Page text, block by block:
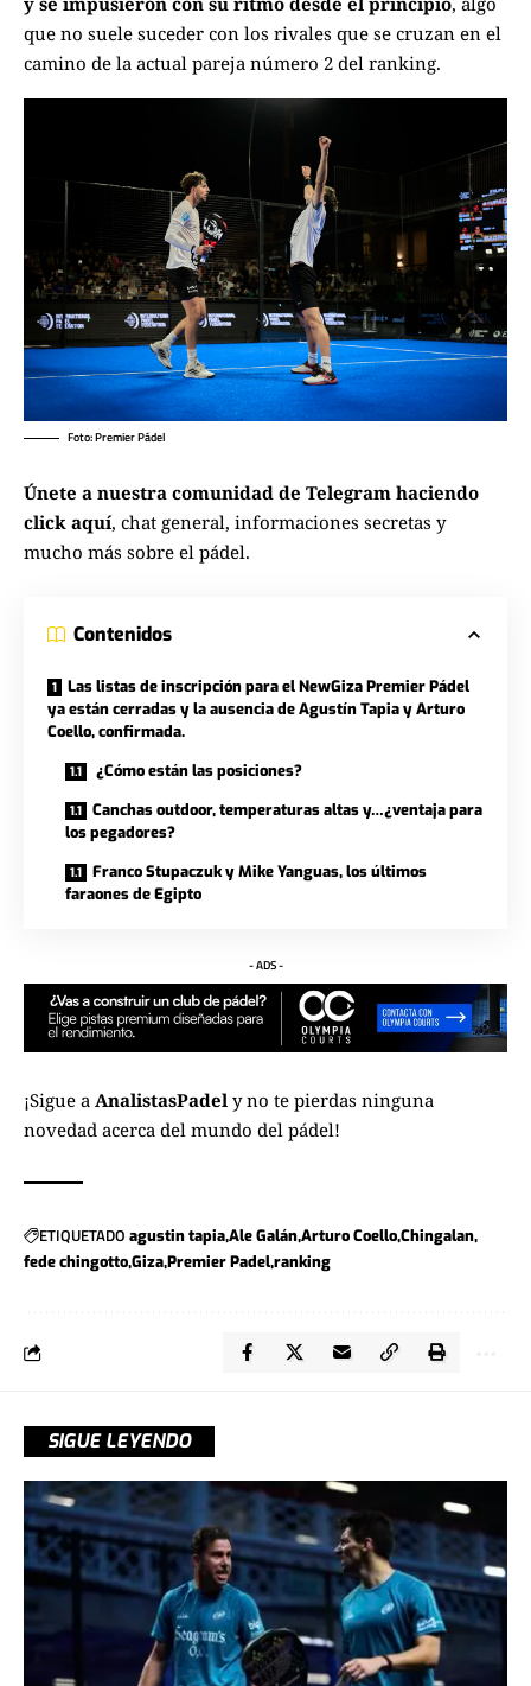
que no suele suceder con los rivales que se cruzan en el
camino de la actual pareja número 2 del ranking.
Foto: Premier Pádel
Únete a nuestra comunidad de Telegram haciendo
click aquí, chat general, informaciones secretas y
mucho más sobre el pádel.
Contenidos
Las listas de inscripción para el NewGiza Premier Pádel
ya están cerradas y la ausencia de Agustín Tapia y Arturo
Coello, confirmada.
¿Cómo están las posiciones?
Canchas outdoor, temperaturas altas y…¿ventaja para
los pegadores?
Franco Stupaczuk y Mike Yanguas, los últimos
faraones de Egipto
- ADS -
¡Sigue a AnalistasPadel y no te pierdas ninguna
novedad acerca del mundo del pádel!
ETIQUETADO agustin tapiaAle GalánArturo CoelloChingalan
fede chingottoGizaPremier Padelranking
SIGUE LEYENDO